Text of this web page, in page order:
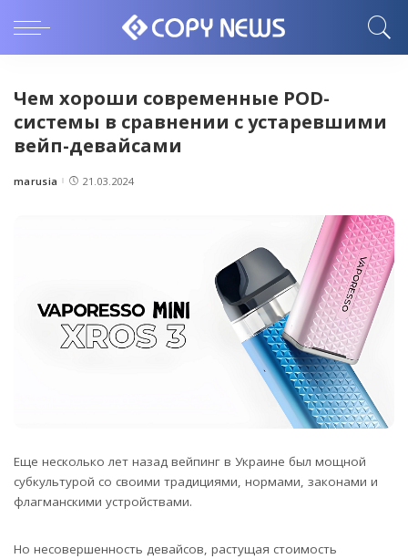
Чем хороши современные POD-
системы в сравнении с устаревшими
вейп-девайсами
Posted
marusia 21.03.2024
Еще несколько лет назад вейпинг в Украине был мощной
субкультурой со своими традициями, нормами, законами и
флагманскими устройствами.
Но несовершенность девайсов, растущая стоимость